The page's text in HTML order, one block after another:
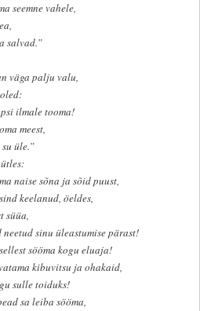
seemne vahele,
salvad.”
väga palju valu,
ilmale tooma!
meest,
üle.”
naise sõna ja sõid puust,
keelanud, öeldes,
süüa,
sinu üleastumise pärast!
sööma kogu eluaja!
kibuvitsu ja ohakaid,
sulle toiduks!
sa leiba sööma,